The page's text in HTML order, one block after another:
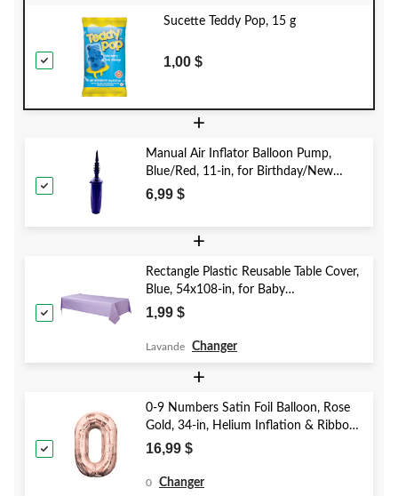
Sucette Teddy Pop, 15 g
1,00 $
+
Manual Air Inflator Balloon Pump,
Blue/Red, 11-in, for Birthday/New
Year's Eve/Graduation/Baby
6,99 $
+
Rectangle Plastic Reusable Table Cover,
Blue, 54x108-in, for Baby
Shower/Hanukkah/Birthday Party
1,99 $
Lavande Changer
+
0-9 Numbers Satin Foil Balloon, Rose
Gold, 34-in, Helium Inflation & Ribbon
Included for Birthday/Graduation/New
16,99 $
0 Changer